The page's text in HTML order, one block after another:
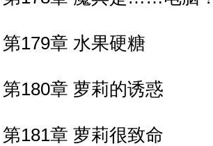
第179章 水果硬糖
第180章 萝莉的诱惑
第181章 萝莉很致命